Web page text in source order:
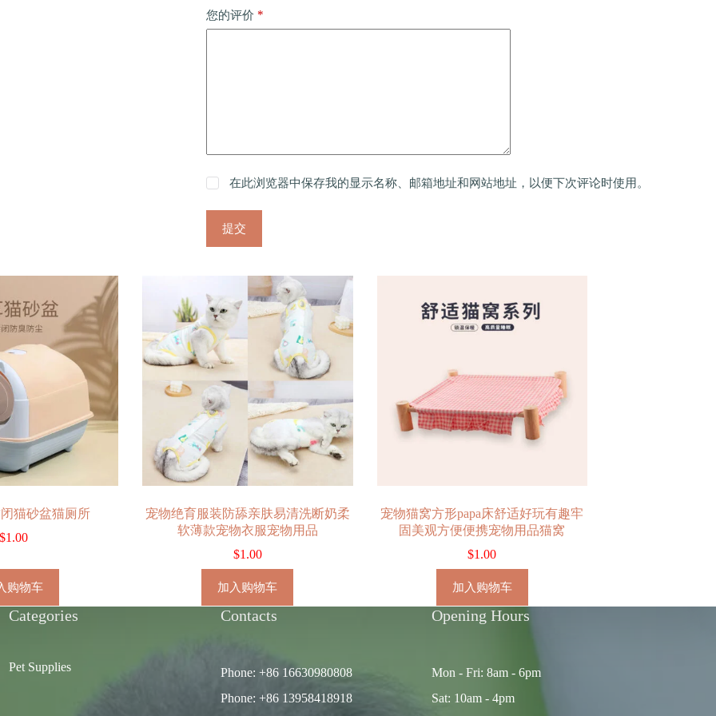
您的评价 *
在此浏览器中保存我的显示名称、邮箱地址和网站地址，以便下次评论时使用。
提交
猫砂盆猫厕所
1.00
购物车
宠物绝育服装防舔亲肤易清洗断奶柔
软薄款宠物衣服宠物用品
$1.00
加入购物车
宠物猫窝方形papa床舒适好玩有趣牢
固美观方便便携宠物用品猫窝
$1.00
加入购物车
Categories
Pet Supplies
Contacts
Phone: +86 16630980808
Phone: +86 13958418918
Opening Hours
Mon - Fri: 8am - 6pm
Sat: 10am - 4pm